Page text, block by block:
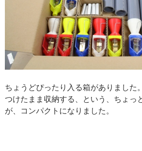
ちょうどぴったり入る箱がありました
つけたまま収納する、という、ちょっ
が、コンパクトになりました。